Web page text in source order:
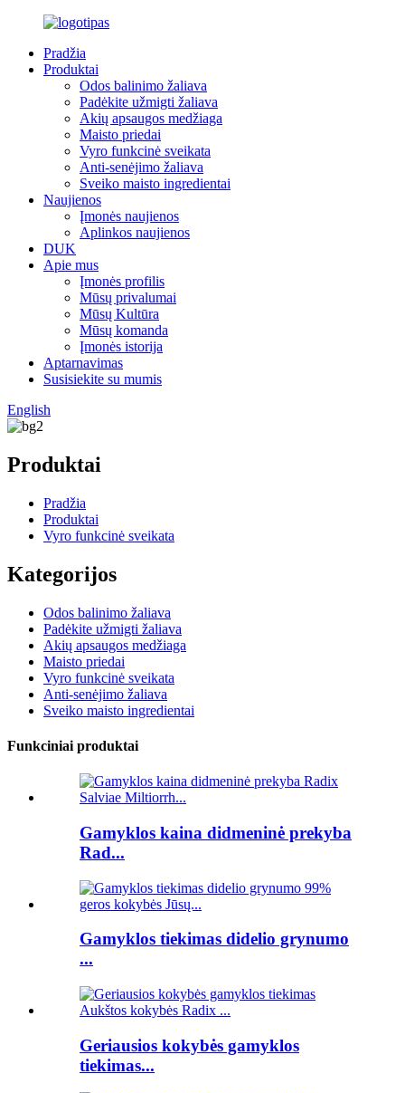
Pradžia
Produktai
Odos balinimo žaliava
Padėkite užmigti žaliava
Akių apsaugos medžiaga
Maisto priedai
Vyro funkcinė sveikata
Anti-senėjimo žaliava
Sveiko maisto ingredientai
Naujienos
Įmonės naujienos
Aplinkos naujienos
DUK
Apie mus
Įmonės profilis
Mūsų privalumai
Mūsų Kultūra
Mūsų komanda
Įmonės istorija
Aptarnavimas
Susisiekite su mumis
English
Produktai
Pradžia
Produktai
Vyro funkcinė sveikata
Kategorijos
Odos balinimo žaliava
Padėkite užmigti žaliava
Akių apsaugos medžiaga
Maisto priedai
Vyro funkcinė sveikata
Anti-senėjimo žaliava
Sveiko maisto ingredientai
Funkciniai produktai
Gamyklos kaina didmeninė prekyba
Rad...
Gamyklos tiekimas didelio grynumo
...
Geriausios kokybės gamyklos
tiekimas...